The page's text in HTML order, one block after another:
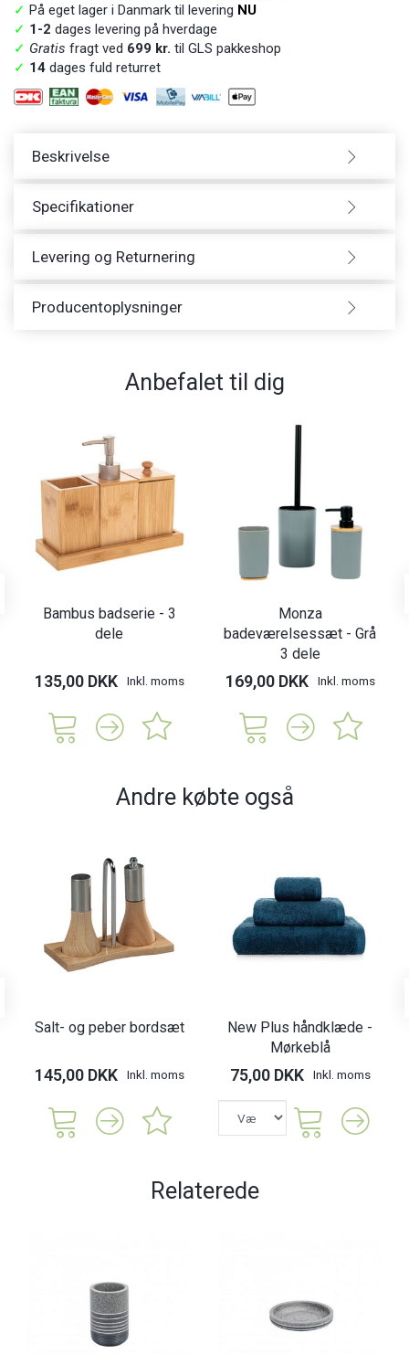
✓ På eget lager i Danmark til levering NU
✓ 1-2 dages levering på hverdage
✓ Gratis fragt ved 699 kr. til GLS pakkeshop
✓ 14 dages fuld returret
Beskrivelse
Specifikationer
Levering og Returnering
Producentoplysninger
Anbefalet til dig
Bambus badserie - 3
dele
135,00 DKK Inkl. moms
Monza
badeværelsessæt - Grå
3 dele
169,00 DKK Inkl. moms
Andre købte også
Salt- og peber bordsæt
145,00 DKK Inkl. moms
New Plus håndklæde -
Mørkeblå
75,00 DKK Inkl. moms
Relaterede